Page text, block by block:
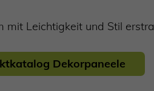
mit Leichtigkeit und Stil
Dekorpaneele